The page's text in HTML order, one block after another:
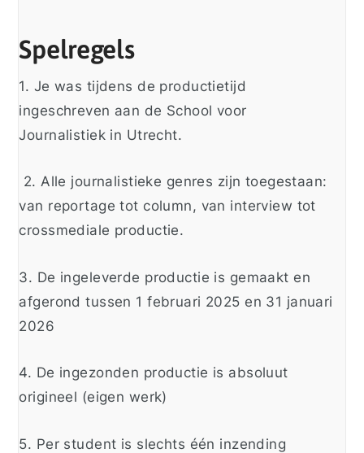
Spelregels
1. Je was tijdens de productietijd
ingeschreven aan de School voor
Journalistiek in Utrecht.
2. Alle journalistieke genres zijn toegestaan:
van reportage tot column, van interview tot
crossmediale productie.
3. De ingeleverde productie is gemaakt en
afgerond tussen 1 februari 2025 en 31 januari
2026
4. De ingezonden productie is absoluut
origineel (eigen werk)
5. Per student is slechts één inzending